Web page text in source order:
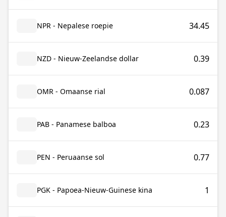
NPR - Nepalese roepie 34.45
NZD - Nieuw-Zeelandse dollar 0.39
OMR - Omaanse rial 0.087
PAB - Panamese balboa 0.23
PEN - Peruaanse sol 0.77
PGK - Papoea-Nieuw-Guinese kina 1